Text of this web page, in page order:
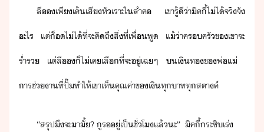
ลี​​เพี​เค้​เสีหัเราะ​ใ​ลำค​ ​เขา​รู้ี​่า​ิค​ี้​ไ่ไ้​จริจั​
ะไร​ ​แต่​็​​ไ่ไ้​ที่จะ​คิถึ​สิ่​ที่​เพื่​พู​ ​แ้่า​ครครั​ข​เขา​จะ​
ร่ำร​ ​แต่​ลี​​็​ไ่เค​เลื​ที่จะ​ู่​เฉๆ​ ​​เิท​ข​พ่แ่​ ​
ารช่า​ที่​ปั๊​ทำให้​เขา​เห็คุณค่า​ข​เิ​ทุ​าท​ทุ​สตาค์
“​สรุป​ึ​จะ​าั​้​?​ ​ูร​ู​่​เป็​ชั่โ​แล้​ะ​”​ ​ ​ิค​ี้​ระซิ​เร่